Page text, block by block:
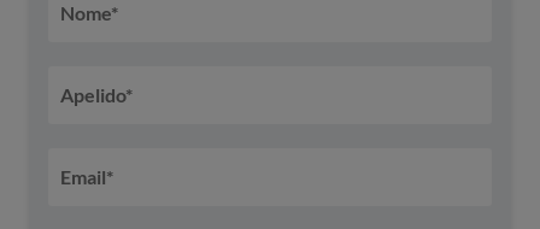
Nome*
Apelido*
Email*